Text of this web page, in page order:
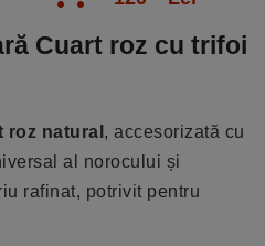
Cuart roz cu trifoi
roz natural , accesorizată cu
al norocului și
rafinat, potrivit pentru